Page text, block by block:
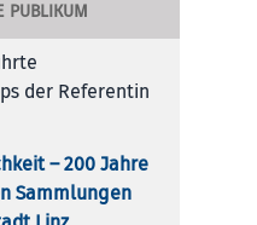
PUBLIKUM
der Referentin
– 200 Jah­re
Samm­lun­gen